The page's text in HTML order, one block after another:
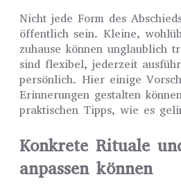
Nicht jede Form des
öffentlich sein. Kleine,
zuhause können unglaublich
sind flexibel, jederzeit
persönlich. Hier einige
Erinnerungen gestalten
praktischen Tipps, wie es
Konkrete Rituale
anpassen können